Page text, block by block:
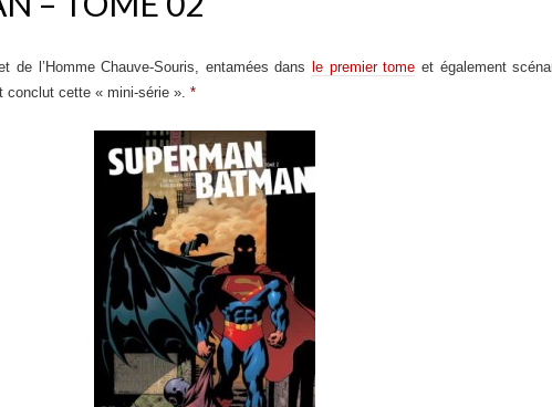
de l’Homme Chauve-Souris, entamées dans le premier tome et également
conclut cette « mini-série ». *